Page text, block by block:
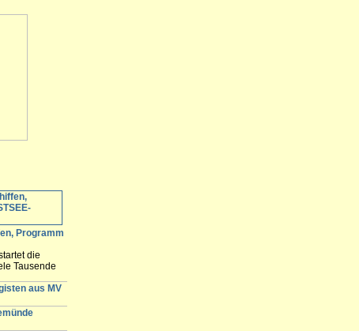
Programm
die
Tausende
erwartet und
der aus MV